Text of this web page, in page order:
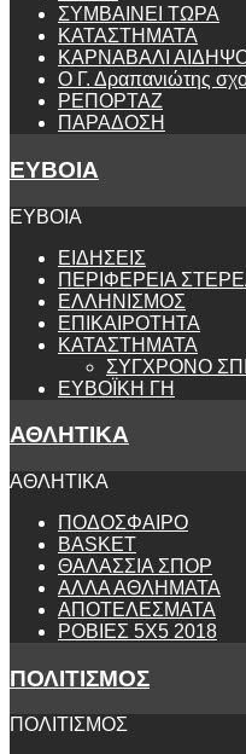
ΣΥΜΒΑΙΝΕΙ ΤΩΡΑ
ΚΑΤΑΣΤΗΜΑΤΑ
ΚΑΡΝΑΒΑΛΙ
Ο Γ. Δραπανιώτης
ΡΕΠΟΡΤΑΖ
ΠΑΡΑΔΟΣΗ
ΕΥΒΟΙΑ
ΕΥΒΟΙΑ
ΕΙΔΗΣΕΙΣ
ΠΕΡΙΦΕΡΕΙΑ
ΕΛΛΗΝΙΣΜΟΣ
ΕΠΙΚΑΙΡΟΤΗΤΑ
ΚΑΤΑΣΤΗΜΑΤΑ
ΣΥΓΧΡΟΝΟ
ΕΥΒΟΪΚΗ ΓΗ
ΑΘΛΗΤΙΚΑ
ΑΘΛΗΤΙΚΑ
ΠΟΔΟΣΦΑΙΡΟ
BASKET
ΘΑΛΑΣΣΙΑ ΣΠΟΡ
ΑΛΛΑ ΑΘΛΗΜΑΤΑ
ΑΠΟΤΕΛΕΣΜΑΤΑ
ΡΟΒΙΕΣ 5Χ5 2018
ΠΟΛΙΤΙΣΜΟΣ
ΠΟΛΙΤΙΣΜΟΣ